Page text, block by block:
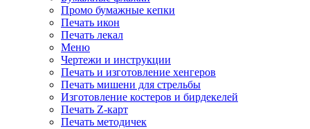
Промо бумажные кепки
Печать икон
Печать лекал
Меню
Чертежи и инструкции
Печать и изготовление хенгеров
Печать мишени для стрельбы
Изготовление костеров и бирдекелей
Печать Z-карт
Печать методичек